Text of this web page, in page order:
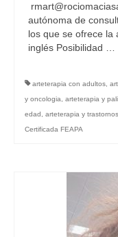
autónoma de
los que se ofrece la
inglés Posibilidad …
arteterapia con adultos,
y oncologia, arteterapia y
edad, arteterapia y
Certificada FEAPA